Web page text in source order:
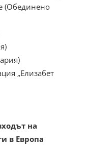
(Обединено
„Елизабет
на
в Европа